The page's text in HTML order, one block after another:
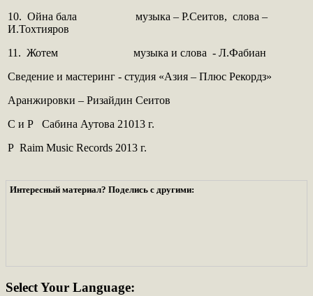
10. Ойна бала музыка – Р.Сеитов, слова –
И.Тохтияров
11. Жотем музыка и слова - Л.Фабиан
Сведение и мастеринг - студия «Азия – Плюс Рекордз»
Аранжировки – Ризайдин Сеитов
С и Р Сабина Аутова 21013 г.
Р Raim Music Records 2013 г.
Интересный материал? Поделись с другими:
SelectYour Language: